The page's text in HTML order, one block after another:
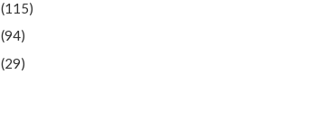
(115)
(94)
(29)